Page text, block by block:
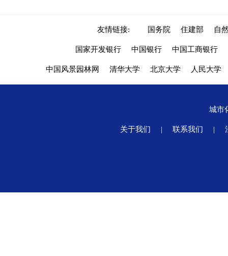
友情链接: 国务院 住建部 自
国家开发银行 中国银行 中国工商银行
中国风景园林网 清华大学 北京大学 人民大学
城市
关于我们 | 联系我们 |